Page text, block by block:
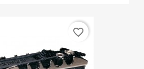
favorite_border